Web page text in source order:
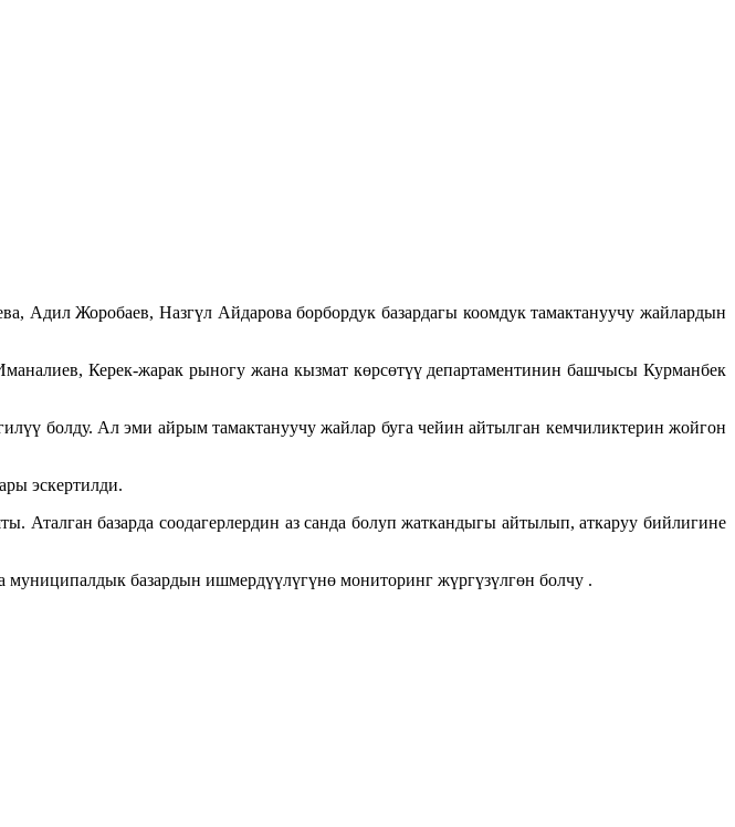
Адил Жоробаев, Назгүл Айдарова борбордук базардагы коомдук тамактануучу жайлардын
Керек-жарак рыногу жана кызмат көрсөтүү департаментинин башчысы Курманбек
болду. Ал эми айрым тамактануучу жайлар буга чейин айтылган кемчиликтерин жойгон
эскертилди.
базарда соодагерлердин аз санда болуп жаткандыгы айтылып, аткаруу бийлигине
муниципалдык базардын ишмердүүлүгүнө мониторинг жүргүзүлгөн болчу .